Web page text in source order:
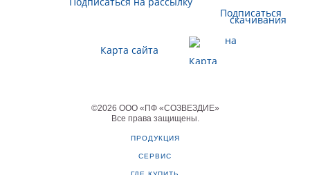
Карта сайта
©2026 ООО «ПФ «СОЗВЕЗДИЕ»
Все права защищены.
ПРОДУКЦИЯ
СЕРВИС